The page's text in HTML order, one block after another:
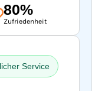
80%
Zufriedenheit
Service